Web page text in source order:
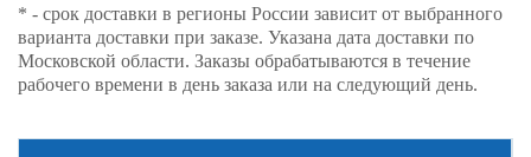
* - срок доставки в регионы России зависит от выбранного
варианта доставки при заказе. Указана дата доставки по
Московской области. Заказы обрабатываются в течение
рабочего времени в день заказа или на следующий день.